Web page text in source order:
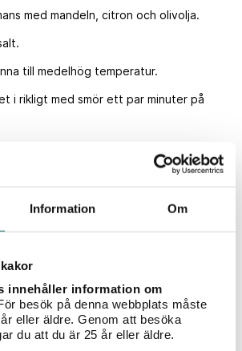
Information Om
innehåller information om
besök på denna webbplats måste
eller äldre. Genom att besöka
du att du är 25 år eller äldre.
med mandeln, citron och olivolja.
till medelhög temperatur.
i rikligt med smör ett par minuter på
och toppa med skagenröra och